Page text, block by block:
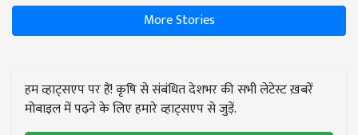
More Stories
हम व्हाट्सएप पर हैं! कृषि से संबंधित देशभर की सभी लेटेस्ट ख़बरें
मोबाइल में पढ़ने के लिए हमारे व्हाट्सएप से जुड़ें.